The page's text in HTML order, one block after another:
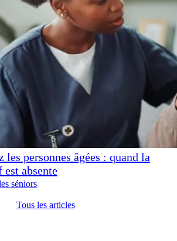
les personnes âgées : quand la
est absente
séniors
Tous les articles